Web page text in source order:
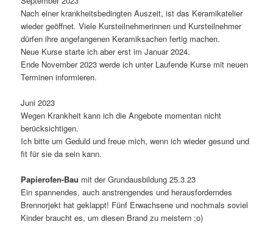
Nach einer krankheitsbedingten Auszeit, ist das Keramikatelier
wieder geöffnet. Viele Kursteilnehmerinnen und Kursteilnehmer
dürfen ihre angefangenen Keramiksachen fertig machen.
Neue Kurse starte ich aber erst im Januar 2024.
Ende November 2023 werde ich unter Laufende Kurse mit neuen
Terminen informieren.
Juni 2023
Wegen Krankheit kann ich die Angebote momentan nicht
berücksichtigen.
Ich bitte um Geduld und freue mich, wenn ich wieder gesund und
fit für sie da sein kann.
Papierofen-Bau mit der Grundausbildung 25.3.23
Ein spannendes, auch anstrengendes und herausforderndes
Brennorjekt hat geklappt! Fünf Erwachsene und nochmals soviel
Kinder braucht es, um diesen Brand zu meistern ;o)